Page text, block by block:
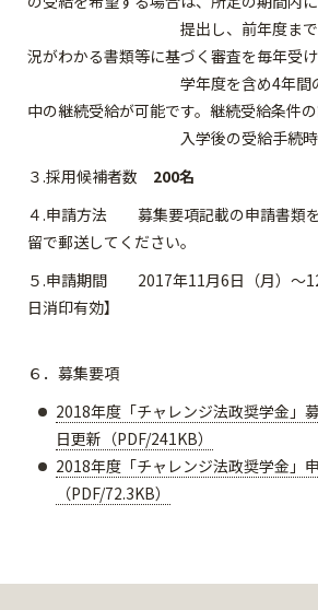
提出し、前年度までの学
況がわかる書類等に基づく審査を毎年受
学年度を含め4年間の最短
中の継続受給が可能です。継続受給条件の
入学後の受給手続時にお知
３.採用候補者数 200名
４.申請方法 募集要項記載の申請書類
留で郵送してください。
５.申請期間 2017年11月6日（月）～
日消印有効】
６．募集要項
2018年度「チャレンジ法政奨学金」
日更新（PDF/241KB）
2018年度「チャレンジ法政奨学金」
（PDF/72.3KB）